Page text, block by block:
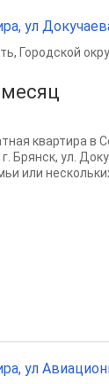
ул
месяц
, Городской
квартира в
Брянск, ул.
или
ул